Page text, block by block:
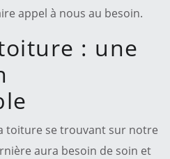
appel à nous au besoin.
: une
toiture se trouvant sur notre
aura besoin de soin et